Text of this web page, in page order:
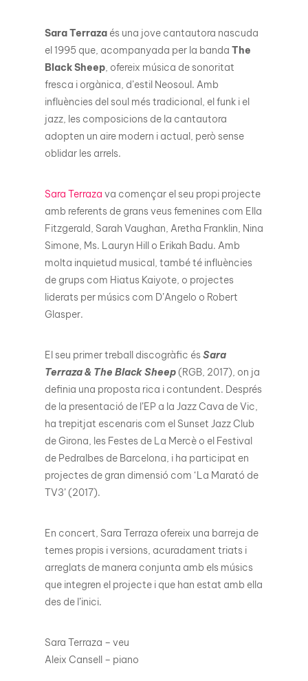
Sara Terrazaés una jove cantautora nascuda
el 1995 que, acompanyada per la banda The
Black Sheep, ofereix música de sonoritat
fresca i orgànica, d’estil Neosoul. Amb
influències del soul més tradicional, el funk i el
jazz, les composicions de la cantautora
adopten un aire modern i actual, però sense
oblidar les arrels.
Sara Terraza va començar el seu propi projecte
amb referents de grans veus femenines com Ella
Fitzgerald, Sarah Vaughan, Aretha Franklin, Nina
Simone, Ms. Lauryn Hill o Erikah Badu. Amb
molta inquietud musical, també té influències
de grups com Hiatus Kaiyote, o projectes
liderats per músics com D’Angelo o Robert
Glasper.
El seu primer treball discogràfic és Sara
Terraza & The Black Sheep(RGB, 2017), on ja
definia una proposta rica i contundent. Després
de la presentació de l’EP a la Jazz Cava de Vic,
ha trepitjat escenaris com el Sunset Jazz Club
de Girona, les Festes de La Mercè o el Festival
de Pedralbes de Barcelona, i ha participat en
projectes de gran dimensió com ‘La Marató de
TV3’ (2017).
En concert, Sara Terraza ofereix una barreja de
temes propis i versions, acuradament triats i
arreglats de manera conjunta amb els músics
que integren el projecte i que han estat amb ella
des de l’inici.
Sara Terraza – veu
Aleix Cansell – piano